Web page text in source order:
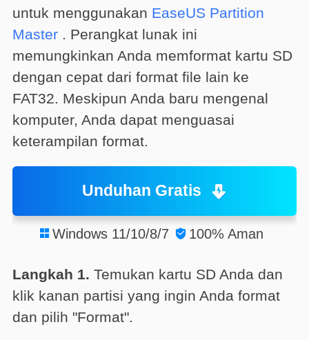
untuk menggunakan EaseUS Partition
Master. Perangkat lunak ini
memungkinkan Anda memformat kartu SD
dengan cepat dari format file lain ke
FAT32. Meskipun Anda baru mengenal
komputer, Anda dapat menguasai
keterampilan format.
Unduhan Gratis
 Windows 11/10/8/7  100% Aman
Langkah 1. Temukan kartu SD Anda dan
klik kanan partisi yang ingin Anda format
dan pilih "Format".